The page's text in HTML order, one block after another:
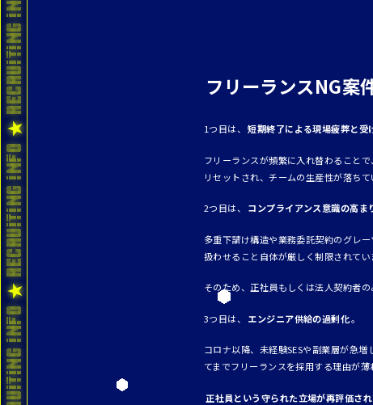
フリーランスNG案
1つ目は、 短期終了による現場疲弊と受
フリーランスが頻繁に入れ替わること
リセットされ、チームの生産性が落ちて
2つ目は、 コンプライアンス意識の高ま
多重下請け構造や業務委託契約のグレ
扱わせること自体が厳しく制限されて
そのため、正社員もしくは法人契約者
3つ目は、 エンジニア供給の過剰化。
コロナ以降、未経験SESや副業層が急
てまでフリーランスを採用する理由が薄
正社員という守られた立場が再評価さ